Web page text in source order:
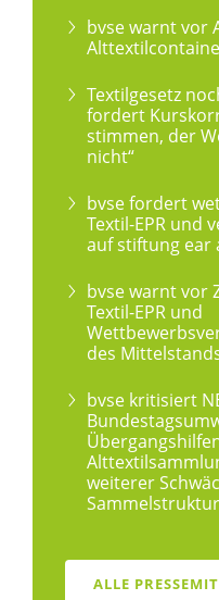
bvse warnt vor
Textilgesetz
fordert
stimmen, der
nicht“
bvse fordert
Textil-EPR und
auf stiftung ear
bvse warnt vor
Textil-EPR und
des
bvse kritisiert
weiterer
ALLE